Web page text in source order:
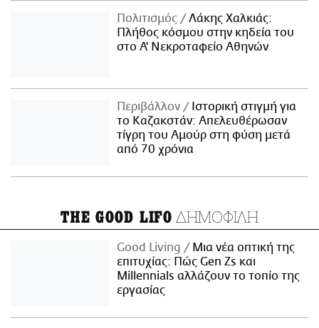
Πολιτισμός
Λάκης Χαλκιάς:
Πλήθος κόσμου στην κηδεία του
στο Α' Νεκροταφείο Αθηνών
Περιβάλλον
Ιστορική στιγμή για
το Καζακστάν: Απελευθέρωσαν
τίγρη του Αμούρ στη φύση μετά
από 70 χρόνια
THE GOOD LIFO ΔΗΜΟΦΙΛΗ
Good Living
Μια νέα οπτική της
επιτυχίας: Πώς Gen Zs και
Millennials αλλάζουν το τοπίο της
εργασίας